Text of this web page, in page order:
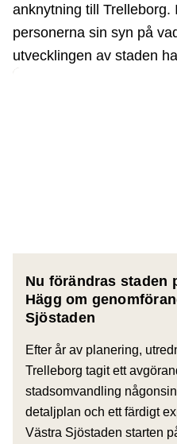
anknytning till Trelleborg.
personerna sin syn på
utvecklingen av staden
Nu förändras staden
Hägg om
Sjöstaden
Efter år av planering,
Trelleborg tagit ett
stadsomvandling
detaljplan och ett färdigt
Västra Sjöstaden starten